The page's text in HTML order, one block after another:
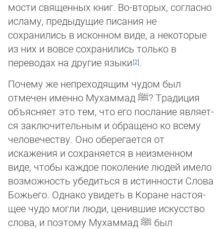
мос­ти свя­щен­ных книг. Во-вторых, согласно
исламу, предыдущие писания не
сохранились в ис­кон­ном ви­де, а некоторые
из них и вовсе сох­ра­нились только в
переводах на другие языки
.
Почему же непреходящим чудом был
отмечен именно Мухаммад ﷺ? Традиция
объясняет это тем, что его послание яв­ля­ет­
ся заключительным и обращено ко всему
человечеству. Оно оберегается от
искажения и сохраняется в неизменном
виде, что­бы каждое поколение людей имело
возможность убедиться в истинности Слова
Божьего. Однако увидеть в Коране нас­тоя­
щее чудо могли люди, ценившие искусство
слова, и поэтому Мухаммад ﷺ был